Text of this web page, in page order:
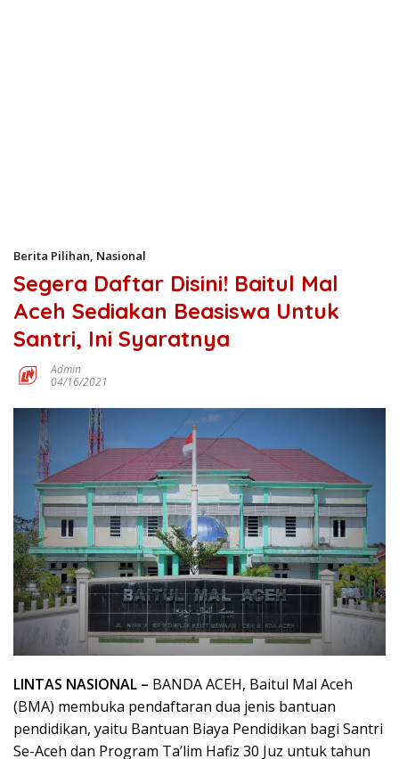
Berita Pilihan, Nasional
Segera Daftar Disini! Baitul Mal
Aceh Sediakan Beasiswa Untuk
Santri, Ini Syaratnya
Admin
04/16/2021
LINTAS NASIONAL – BANDA ACEH, Baitul Mal Aceh
(BMA) membuka pendaftaran dua jenis bantuan
pendidikan, yaitu Bantuan Biaya Pendidikan bagi Santri
Se-Aceh dan Program Ta’lim Hafiz 30 Juz untuk tahun